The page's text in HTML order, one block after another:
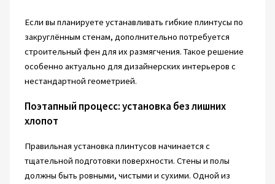
Если вы планируете устанавливать гибкие плинтусы по
закруглённым стенам, дополнительно потребуется
строительный фен для их размягчения. Такое решение
особенно актуально для дизайнерских интерьеров с
нестандартной геометрией.
Поэтапный процесс: установка без лишних
хлопот
Правильная установка плинтусов начинается с
тщательной подготовки поверхности. Стены и полы
должны быть ровными, чистыми и сухими. Одной из